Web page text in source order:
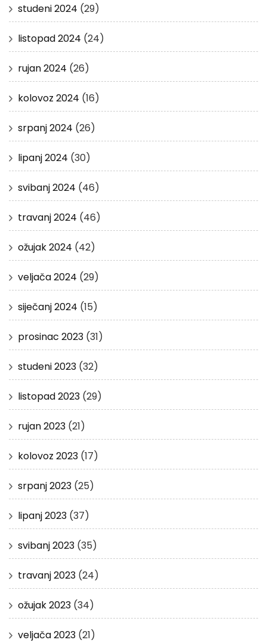
studeni 2024 (29)
listopad 2024 (24)
rujan 2024 (26)
kolovoz 2024 (16)
srpanj 2024 (26)
lipanj 2024 (30)
svibanj 2024 (46)
travanj 2024 (46)
ožujak 2024 (42)
veljača 2024 (29)
siječanj 2024 (15)
prosinac 2023 (31)
studeni 2023 (32)
listopad 2023 (29)
rujan 2023 (21)
kolovoz 2023 (17)
srpanj 2023 (25)
lipanj 2023 (37)
svibanj 2023 (35)
travanj 2023 (24)
ožujak 2023 (34)
veljača 2023 (21)